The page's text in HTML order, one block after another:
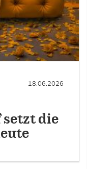
18.06.2026
setzt die